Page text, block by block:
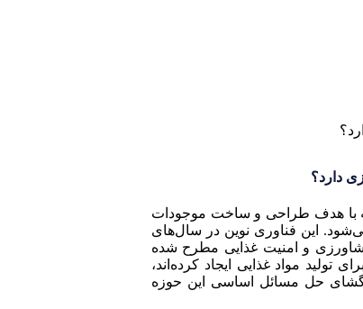
دارد؟
هدف طراحی و ساخت موجودات
این فناوری نوین در سال‌های
و امنیت غذایی مطرح شده
مواد غذایی ایجاد کرده‌اند،
حل مسائل اساسی این حوزه